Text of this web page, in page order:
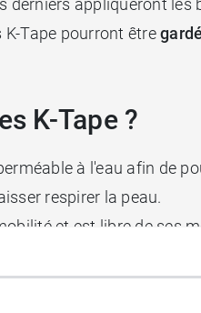
derniers appliqueront
Tape pourront être
K-Tape ?
à l'eau afin de
respirer la peau.
et est libre de ses
blessures.